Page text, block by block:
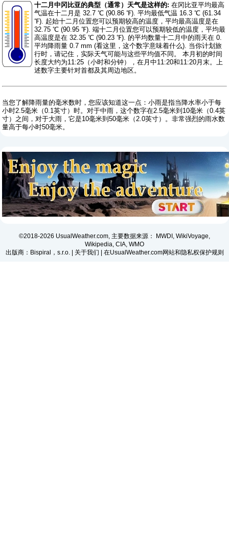
十二月中冈比亚的典型（通常）天气是这样的: 在冈比亚平均最高
气温在十二月是 32.7 ℃ (90.86 ℉). 平均最低气温 16.3 ℃ (61.34
℉). 起始十二月位置您可以预期较高的温度，平均最高温度是在
32.75 ℃ (90.95 ℉). 端十二月位置您可以预期较低的温度，平均最
高温度是在 32.35 ℃ (90.23 ℉). 的平均数量十二月中的雨天在 0.
平均降雨量 0.7 mm (看这里，这个数字意味着什么). 当你计划旅
行时，请记住，实际天气可能与这些平均值不同。 本月初的时间
长度大约为11:25（小时和分钟），在月中11:20和11:20月末。上
述数字主要针对首都及其周边地区。
当您了解降雨量的毫米数时，您应该知道这一点：小雨是指当降水率小于每
小时2.5毫米（0.1英寸）时。对于中雨，这个数字在2.5毫米到10毫米（0.4英
寸）之间，对于大雨，它是10毫米到50毫米（2.0英寸）。非常强烈的雨水数
量高于每小时50毫米。
©2018-2026 UsualWeather.com, 主要数据来源： MWDI, WikiVoyage,
Wikipedia, CIA, WMO
出版商：Bispiral，s.r.o. | 关于我们 | 在UsualWeather.com网站和隐私权保护规则